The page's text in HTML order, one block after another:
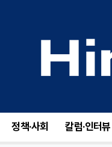
정책·사회 칼럼·인터뷰